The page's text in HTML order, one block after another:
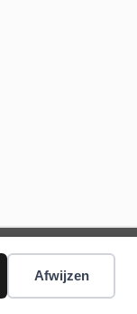
Afwijzen